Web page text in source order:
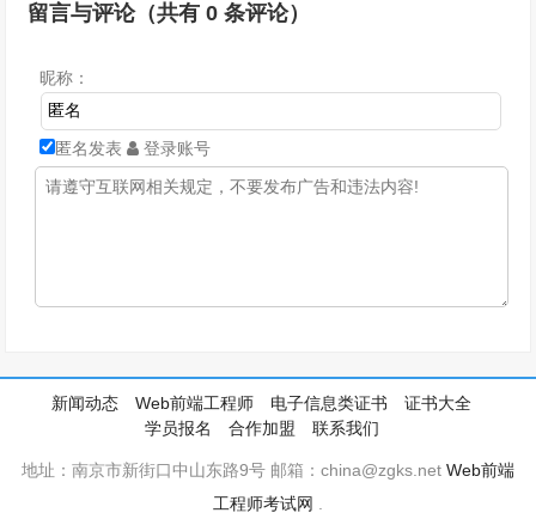
留言与评论（共有0 条评论）
昵称：
匿名发表 登录账号
新闻动态 Web前端工程师 电子信息类证书
证书大全
学员报名
合作加盟 联系我们
地址：南京市新街口中山东路9号 邮箱：china@zgks.net Web前端
工程师考试网